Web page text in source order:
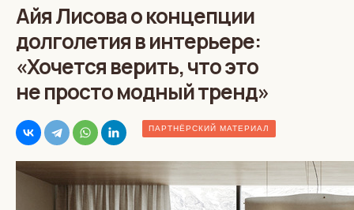
Айя Лисова о концепции
долголетия в интерьере:
«Хочется верить, что это
не просто модный тренд»
ПАРТНЁРСКИЙ МАТЕРИАЛ